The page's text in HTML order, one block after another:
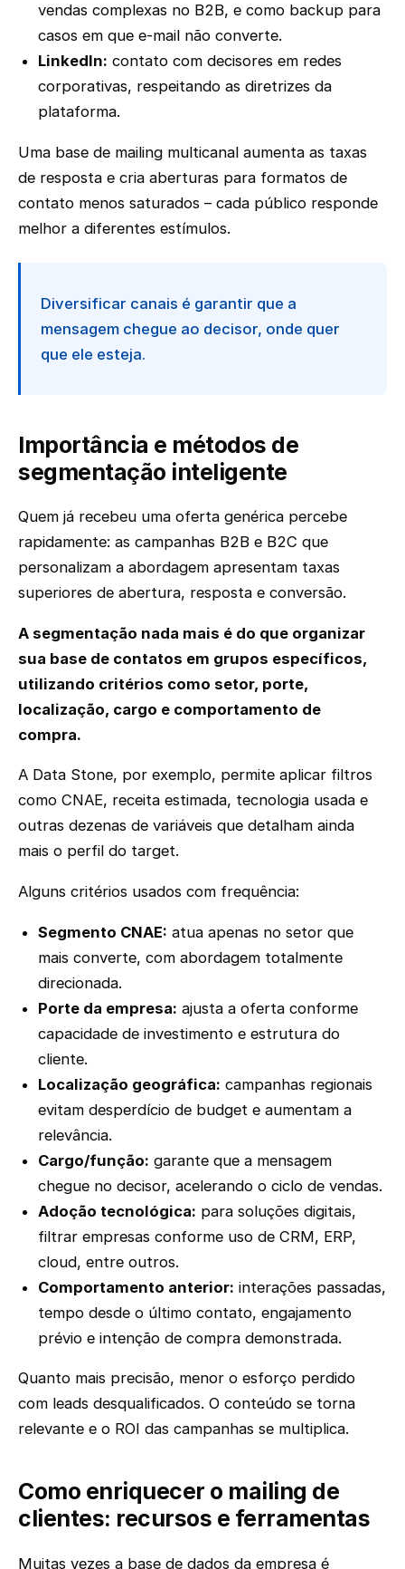
vendas complexas no B2B, e como backup para
casos em que e-mail não converte.
LinkedIn: contato com decisores em redes
corporativas, respeitando as diretrizes da
plataforma.
Uma base de mailing multicanal aumenta as taxas
de resposta e cria aberturas para formatos de
contato menos saturados – cada público responde
melhor a diferentes estímulos.
Diversificar canais é garantir que a
mensagem chegue ao decisor, onde quer
que ele esteja.
Importância e métodos de
segmentação inteligente
Quem já recebeu uma oferta genérica percebe
rapidamente: as campanhas B2B e B2C que
personalizam a abordagem apresentam taxas
superiores de abertura, resposta e conversão.
A segmentação nada mais é do que organizar
sua base de contatos em grupos específicos,
utilizando critérios como setor, porte,
localização, cargo e comportamento de
compra.
A Data Stone, por exemplo, permite aplicar filtros
como CNAE, receita estimada, tecnologia usada e
outras dezenas de variáveis que detalham ainda
mais o perfil do target.
Alguns critérios usados com frequência:
Segmento CNAE: atua apenas no setor que
mais converte, com abordagem totalmente
direcionada.
Porte da empresa: ajusta a oferta conforme
capacidade de investimento e estrutura do
cliente.
Localização geográfica: campanhas regionais
evitam desperdício de budget e aumentam a
relevância.
Cargo/função: garante que a mensagem
chegue no decisor, acelerando o ciclo de vendas.
Adoção tecnológica: para soluções digitais,
filtrar empresas conforme uso de CRM, ERP,
cloud, entre outros.
Comportamento anterior: interações passadas,
tempo desde o último contato, engajamento
prévio e intenção de compra demonstrada.
Quanto mais precisão, menor o esforço perdido
com leads desqualificados. O conteúdo se torna
relevante e o ROI das campanhas se multiplica.
Como enriquecer o mailing de
clientes: recursos e ferramentas
Muitas vezes a base de dados da empresa é